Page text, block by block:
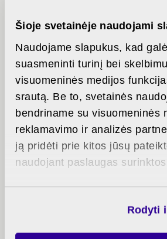
Šioje svetainėje naudojami
Naudojame slapukus, kad
suasmeninti turinį bei
visuomeninės medijos
srautą. Be to, svetainės
bendriname su visuomeninės
reklamavimo ir analizės
ją pridėti prie kitos jūsų
naudojant paslaugas
Rodyti
ALGIRDO MONO terasos –
raktas į privačius
Vilniaus vietų vaizdus.
savo erdvę po atviru
nevaržomai – kad ir ką
sugalvosite, vietos tikrai